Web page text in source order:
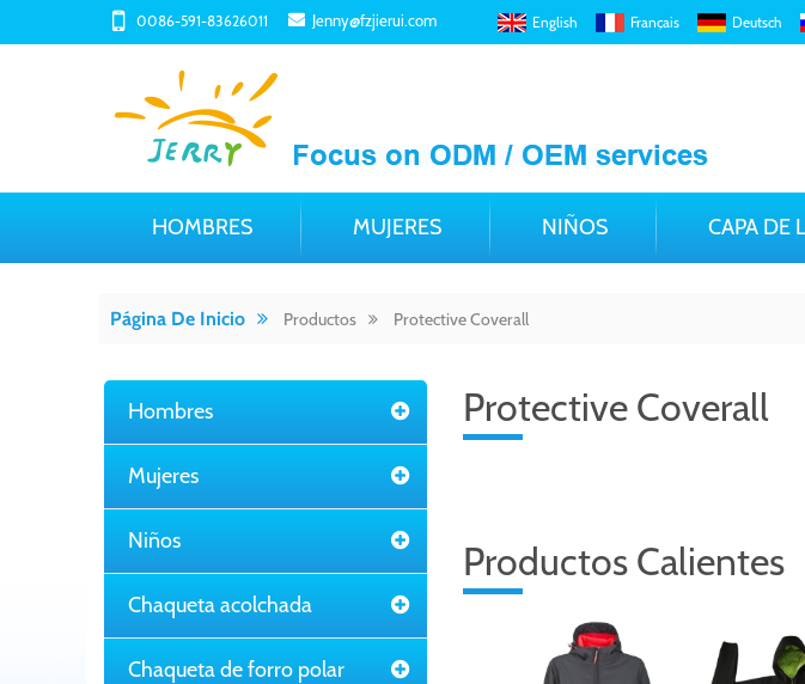
0086-591-83626011 Jenny@fzjierui.com English Français Deutsch
HOMBRES MUJERES NIÑOS CAPA DE
Página De Inicio Productos Protective Coverall
Hombres
Mujeres
Niños
Chaqueta acolchada
Chaqueta de forro polar
Protective Coverall
Productos Calientes